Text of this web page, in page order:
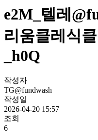
e2M_텔레
리움클레식
_h0Q
작성자
TG@fundwash
작성일
2026-04-20 15:57
조회
6